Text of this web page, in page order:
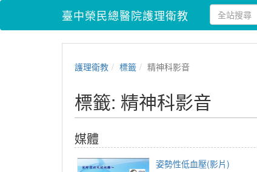
臺中榮民總醫院護理衛教
護理衛教 標籤 精神科影音
標籤: 精神科影音
媒體
姿勢性低血壓(影片)